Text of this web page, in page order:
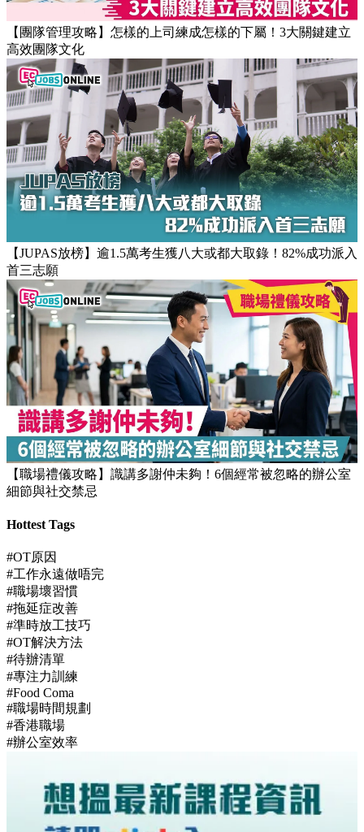
【團隊管理攻略】怎樣的上司練成怎樣的下屬！3大關鍵建立
高效團隊文化
【JUPAS放榜】逾1.5萬考生獲八大或都大取錄！82%成功派入
首三志願
【職場禮儀攻略】識講多謝仲未夠！6個經常被忽略的辦公室
細節與社交禁忌
Hottest Tags
#OT原因
#工作永遠做唔完
#職場壞習慣
#拖延症改善
#準時放工技巧
#OT解決方法
#待辦清單
#專注力訓練
#Food Coma
#職場時間規劃
#香港職場
#辦公室效率